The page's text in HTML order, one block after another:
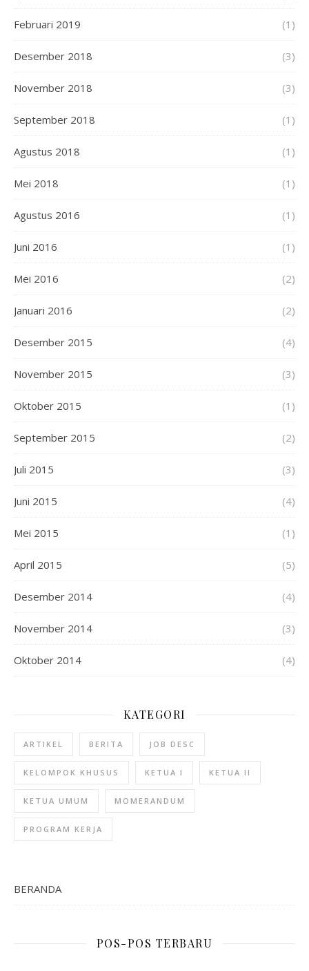
Februari 2019 (1)
Desember 2018 (3)
November 2018 (3)
September 2018 (1)
Agustus 2018 (1)
Mei 2018 (1)
Agustus 2016 (1)
Juni 2016 (1)
Mei 2016 (2)
Januari 2016 (2)
Desember 2015 (4)
November 2015 (3)
Oktober 2015 (1)
September 2015 (2)
Juli 2015 (3)
Juni 2015 (4)
Mei 2015 (1)
April 2015 (5)
Desember 2014 (4)
November 2014 (3)
Oktober 2014 (4)
KATEGORI
ARTIKEL BERITA JOB DESC
KELOMPOK KHUSUS KETUA I KETUA II
KETUA UMUM MOMERANDUM
PROGRAM KERJA
BERANDA
POS-POS TERBARU